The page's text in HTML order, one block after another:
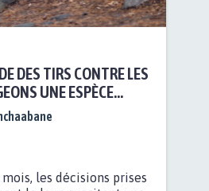
DES TIRS CONTRE LES
UNE ESPÈCE...
les décisions prises